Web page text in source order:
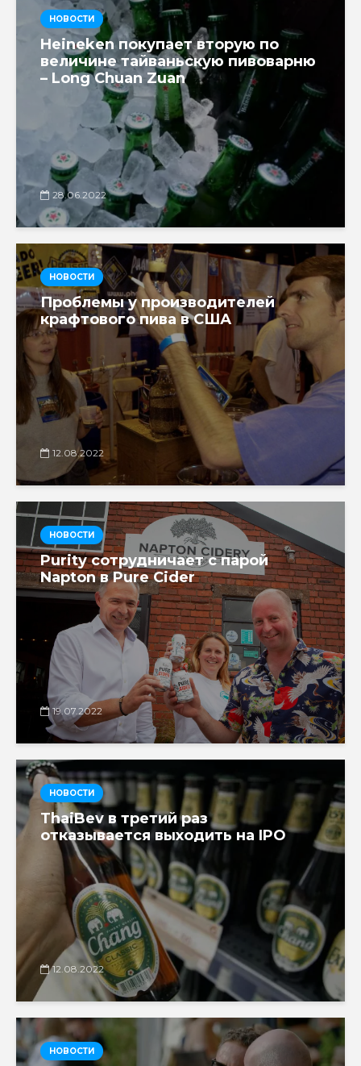
НОВОСТИ
Heineken покупает вторую по
величине тайваньскую пивоварню
– Long Chuan Zuan
28.06.2022
НОВОСТИ
Проблемы у производителей
крафтового пива в США
12.08.2022
НОВОСТИ
Purity сотрудничает с парой
Napton в Pure Cider
19.07.2022
НОВОСТИ
ThaiBev в третий раз
отказывается выходить на IPO
12.08.2022
НОВОСТИ